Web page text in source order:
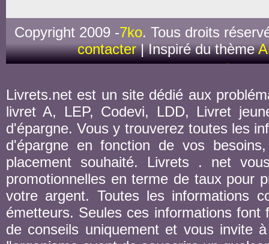
Copyright 2009 -7ko. Tous droits
contacter| Inspiré du thème
Livrets.net est un site dédié aux
livret A, LEP, Codevi, LDD, Livret
d'épargne. Vous y trouverez toutes les
d'épargne en fonction de vos
placement souhaité. Livrets . net
promotionnelles en terme de taux pour
votre argent. Toutes les informations
émetteurs. Seules ces informations
de conseils uniquement et vous invite